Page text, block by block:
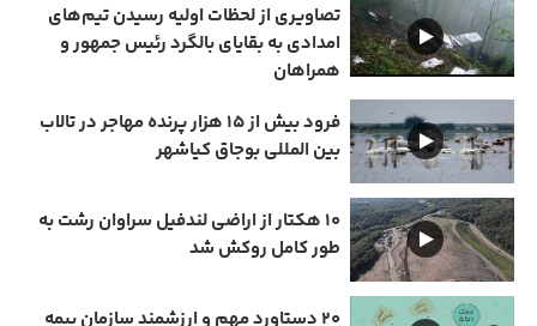
تصاویری از لحظات اولیه رسیدن تیم‌های
امدادی به بقایای بالگرد رئیس جمهور و
همراهان
فرود بیش از ۱۵ هزار پرنده مهاجر در تالاب
بین المللی بوجاق کیاشهر
۱۰ هکتار از اراضی لندفیل سراوان رشت به
طور کامل روکش شد
۲۰ دستاورد مهم و ارزشمند سازمان بیمه